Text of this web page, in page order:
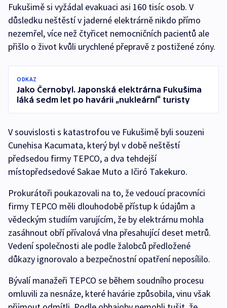
Fukušimě si vyžádal evakuaci asi 160 tisíc osob. V
důsledku neštěstí v jaderné elektrárně nikdo přímo
nezemřel, více než čtyřicet nemocničních pacientů ale
přišlo o život kvůli urychlené přepravě z postižené zóny.
ODKAZ
Jako Černobyl. Japonská elektrárna Fukušima
láká sedm let po havárii „nukleární“ turisty
V souvislosti s katastrofou ve Fukušimě byli souzeni
Cunehisa Kacumata, který byl v době neštěstí
předsedou firmy TEPCO, a dva tehdejší
místopředsedové Sakae Muto a Ičiró Takekuro.
Prokurátoři poukazovali na to, že vedoucí pracovníci
firmy TEPCO měli dlouhodobě přístup k údajům a
vědeckým studiím varujícím, že by elektrárnu mohla
zasáhnout obří přívalová vlna přesahující deset metrů.
Vedení společnosti ale podle žalobců předložené
důkazy ignorovalo a bezpečnostní opatření neposílilo.
Bývalí manažeři TEPCO se během soudního procesu
omluvili za nesnáze, které havárie způsobila, vinu však